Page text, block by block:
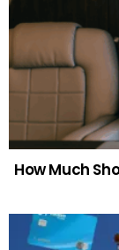
How Much